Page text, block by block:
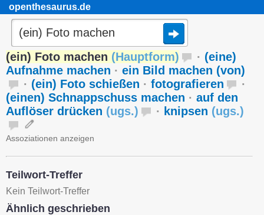
openthesaurus.de
(ein) Foto machen (Hauptform) · (eine)
Aufnahme machen · ein Bild machen (von)
· (ein) Foto schießen · fotografieren
·
(einen) Schnappschuss machen · auf den
Auflöser drücken (ugs.) · knipsen (ugs.)
Assoziationen anzeigen
Teilwort-Treffer
Kein Teilwort-Treffer
Ähnlich geschrieben